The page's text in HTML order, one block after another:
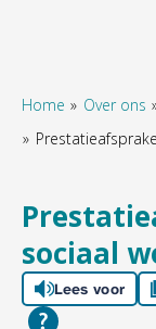
Home Over ons
sociaal
Lees voor